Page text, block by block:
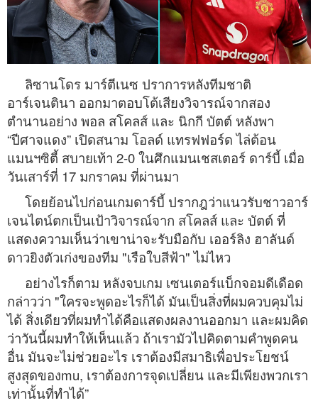
ลิซานโดร มาร์ตีเนซ ปราการหลังทีมชาติ
อาร์เจนตินา ออกมาตอบโต้เสียงวิจารณ์จากสอง
ตำนานอย่าง พอล สโคลส์ และ นิกกี บัตต์ หลังพา
“ปีศาจแดง” เปิดสนาม โอลด์ แทรฟฟอร์ด ไล่ต้อน
แมนฯซิตี้ สบายเท้า 2-0 ในศึกแมนเชสเตอร์ ดาร์บี้ เมื่อ
วันเสาร์ที่ 17 มกราคม ที่ผ่านมา
โดยย้อนไปก่อนเกมดาร์บี้ ปรากฎว่าแนวรับชาวอาร์
เจนไตน์ตกเป็นเป้าวิจารณ์จาก สโคลส์ และ บัตต์ ที่
แสดงความเห็นว่าเขาน่าจะรับมือกับ เออร์ลิง ฮาลันด์
ดาวยิงตัวเก่งของทีม "เรือใบสีฟ้า" ไม่ไหว
อย่างไรก็ตาม หลังจบเกม เซนเตอร์แบ็กจอมดีเดือด
กล่าวว่า "ใครจะพูดอะไรก็ได้ มันเป็นสิ่งที่ผมควบคุมไม่
ได้ สิ่งเดียวที่ผมทำได้คือแสดงผลงานออกมา และผมคิด
ว่าวันนี้ผมทำให้เห็นแล้ว ถ้าเรามัวไปคิดตามคำพูดคน
อื่น มันจะไม่ช่วยอะไร เราต้องมีสมาธิเพื่อประโยชน์
สูงสุดของmu, เราต้องการจุดเปลี่ยน และมีเพียงพวกเรา
เท่านั้นที่ทำได้”